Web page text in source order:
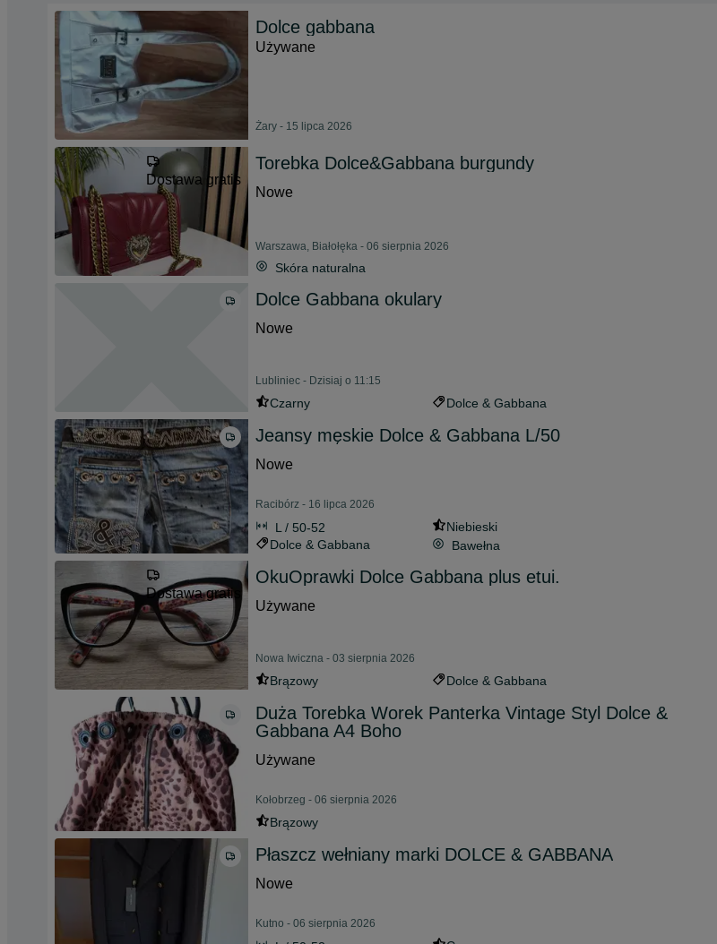
Dolce gabbana
Używane
Żary - 15 lipca 2026
Dostawa gratis
Torebka Dolce&Gabbana burgundy
Nowe
Warszawa, Białołęka - 06 sierpnia 2026
Skóra naturalna
Dolce Gabbana okulary
Nowe
Lubliniec - Dzisiaj o 11:15
Czarny Dolce & Gabbana
Jeansy męskie Dolce & Gabbana L/50
Nowe
Racibórz - 16 lipca 2026
L / 50-52
Niebieski
Dolce & Gabbana
Bawełna
Dostawa gratis
OkuOprawki Dolce Gabbana plus etui.
Używane
Nowa Iwiczna - 03 sierpnia 2026
Brązowy Dolce & Gabbana
Duża Torebka Worek Panterka Vintage Styl Dolce &
Gabbana A4 Boho
Używane
Kołobrzeg - 06 sierpnia 2026
Brązowy
Płaszcz wełniany marki DOLCE & GABBANA
Nowe
Kutno - 06 sierpnia 2026